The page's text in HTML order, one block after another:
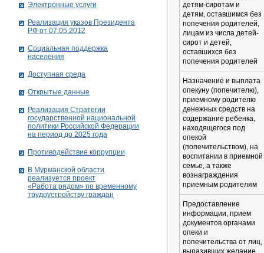
детям-сиротам и
детям, оставшимся без
попечения родителей,
лицам из числа детей-
сирот и детей,
оставшихся без
попечения родителей
Назначение и выплата
опекуну (попечителю),
приемному родителю
денежных средств на
содержание ребенка,
находящегося под
опекой
(попечительством), на
воспитании в приемной
семье, а также
вознаграждения
приемным родителям
Предоставление
информации, прием
документов органами
опеки и
попечительства от лиц,
выразивших желание
Электронные услуги
Реализация указов Президента
РФ от 07.05.2012
Социальная поддержка
населения
Доступная среда
Открытые данные
Реализация Стратегии
государственной национальной
политики Российской Федерации
на период до 2025 года
Противодействие коррупции
В Мурманской области
реализуется проект
«Работа рядом» по временному
трудоустройству граждан